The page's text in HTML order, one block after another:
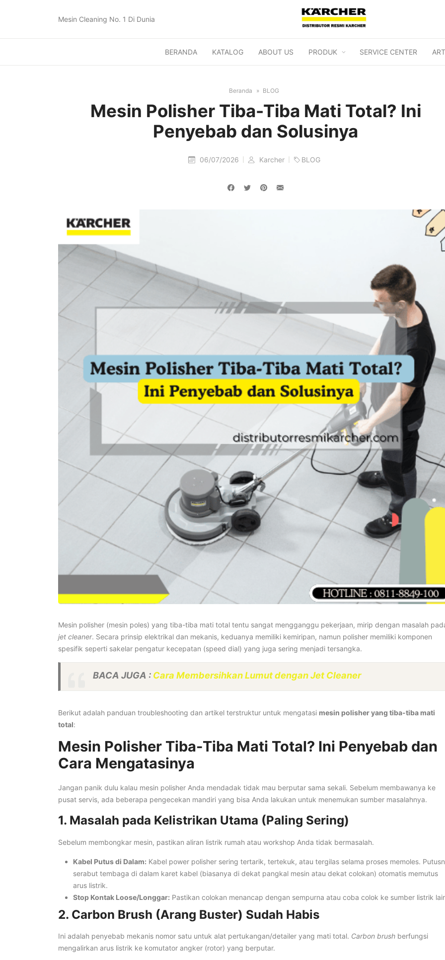
Mesin Cleaning No. 1 Di Dunia
BERANDA KATALOG ABOUT US PRODUK SERVICE CENTER
Beranda BLOG
Mesin Polisher Tiba-Tiba Mati Total? Ini
Penyebab dan Solusinya
06/07/2026 Karcher BLOG
Mesin polisher (mesin poles) yang tiba-tiba mati total tentu sangat mengganggu pekerjaan, mirip dengan masalah
jet cleaner. Secara prinsip elektrikal dan mekanis, keduanya memiliki kemiripan, namun polisher memiliki komponen
spesifik seperti sakelar pengatur kecepatan (speed dial) yang juga sering menjadi tersangka.
BACA JUGA : Cara Membersihkan Lumut dengan Jet Cleaner
Berikut adalah panduan troubleshooting dan artikel terstruktur untuk mengatasi mesin polisher yang tiba-tiba mati
total:
Mesin Polisher Tiba-Tiba Mati Total? Ini Penyebab dan
Cara Mengatasinya
Jangan panik dulu kalau mesin polisher Anda mendadak tidak mau berputar sama sekali. Sebelum membawanya ke
pusat servis, ada beberapa pengecekan mandiri yang bisa Anda lakukan untuk menemukan sumber masalahnya.
1. Masalah pada Kelistrikan Utama (Paling Sering)
Sebelum membongkar mesin, pastikan aliran listrik rumah atau workshop Anda tidak bermasalah.
Kabel Putus di Dalam: Kabel power polisher sering tertarik, tertekuk, atau tergilas selama proses memoles.
serabut tembaga di dalam karet kabel (biasanya di dekat pangkal mesin atau dekat colokan) otomatis memutus
arus listrik.
Stop Kontak Loose/Longgar: Pastikan colokan menancap dengan sempurna atau coba colok ke sumber listrik
2. Carbon Brush (Arang Buster) Sudah Habis
Ini adalah penyebab mekanis nomor satu untuk alat pertukangan/detailer yang mati total. Carbon brush berfungsi
mengalirkan arus listrik ke komutator angker (rotor) yang berputar.